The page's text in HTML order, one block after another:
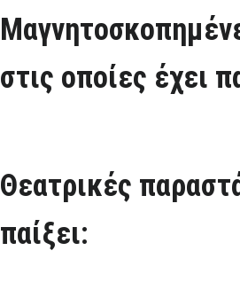
στις οποίες έχει
Θεατρικές
παίξει: